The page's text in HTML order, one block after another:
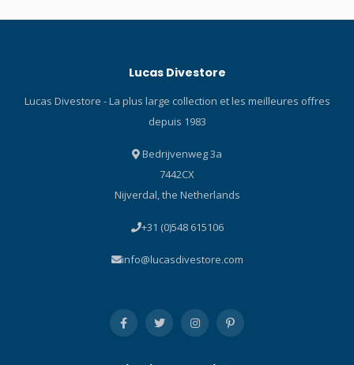
Protégez votre ordinateur
ajusté aux dimensions de
Peregrine TX. Doux sur la
peau Conçu pour offrir à la
texture toucher velours est
très douce sur la peau.
Lucas Divestore
Lucas Divestore - La plus large collection et les meilleures offres
depuis 1983
Bedrijvenweg 3a
7442CX
Nijverdal, the Netherlands
+31 (0)548 615106
info@lucasdivestore.com